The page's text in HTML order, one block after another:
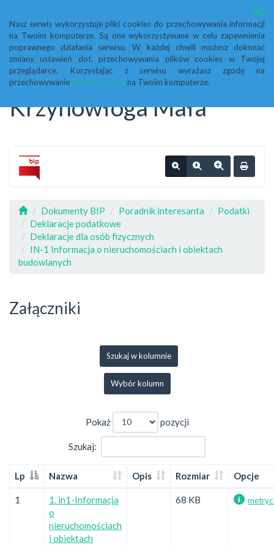
Nasz serwis wykorzystuje pliki cookies do przechowywania informacji
na Twoim komputerze. Są one wykorzystywane w celu zapewnienia
poprawnego działania serwisu. W każdej chwili możesz dokonać
zmiany ustawień dot. przechowywania plików cookies w Twojej
przeglądarce. Korzystając z serwisu wyrażasz zgodę na
przechowywanie plików cookiesna Twoim komputerze.
Menu
Biuletyn Informacji
Publicznej Urząd Gminy
Krzynowłoga Mała
Dokumenty BIP Poradnik interesanta
Podatki
Deklaracje podatkowe
Deklaracje dla osób fizycznych
IN-1 Informacja o nieruchomościach i obiektach
budowlanych
Załączniki
Szukaj w kolumnie
Wybór kolumn
Pokaż pozycji
Szukaj:
Lp Nazwa Opis Rozmiar Opcje
1
1. in1-Informacja
o
nieruchomościach
i obiektach
68 KB